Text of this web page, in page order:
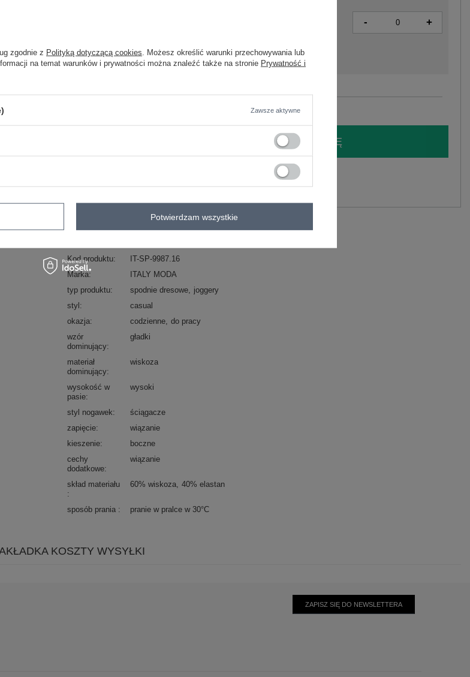
czarny
- +
Zobacz wszystkie kolory (+4)
ZALOGUJ SIĘ I ZOBACZ CENĘ
skład materiału : 60% wiskoza, 40% elastan
Kod produktu
IT-SP-9987.16
Marka
ITALY MODA
typ produktu
spodnie dresowe
joggery
styl
casual
okazja
codzienne do pracy
wzór
dominujący
gładki
materiał
dominujący
wiskoza
wysokość w
pasie
wysoki
styl nogawek
ściągacze
zapięcie
wiązanie
kieszenie
boczne
cechy
dodatkowe
wiązanie
skład materiału 60% wiskoza 40% elastan
sposób prania pranie w pralce w 30°C
KOSZTY WYSYŁKI
ZAPISZ SIĘ DO NEWSLETTERA
zgodnie z Polityką dotyczącą cookies . Możesz określić warunki przechowywania lub
na temat warunków i prywatności można znaleźć także na stronie Prywatność i
Zawsze aktywne
Potwierdzam wszystkie